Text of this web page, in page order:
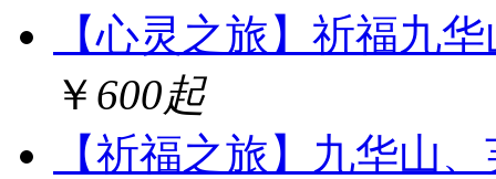
【心灵之旅】祈福九
￥ 600起
【祈福之旅】九华山